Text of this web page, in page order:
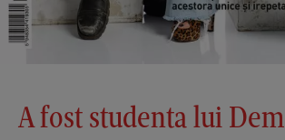
A fost studenta lui Dem